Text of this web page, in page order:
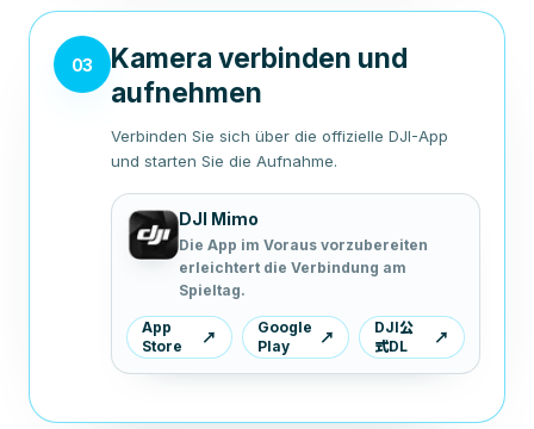
03
Kamera verbinden und
aufnehmen
Verbinden Sie sich über die offizielle DJI-App
und starten Sie die Aufnahme.
DJI Mimo
Die App im Voraus vorzubereiten
erleichtert die Verbindung am
Spieltag.
App
Store
↗
Google
Play
↗
DJI公
式DL
↗